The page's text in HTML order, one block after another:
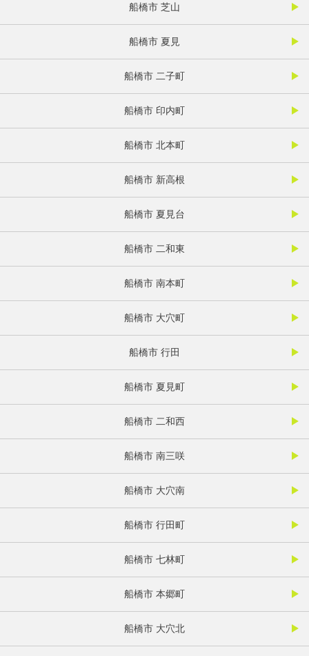
船橋市 芝山
船橋市 夏見
船橋市 二子町
船橋市 印内町
船橋市 北本町
船橋市 新高根
船橋市 夏見台
船橋市 二和東
船橋市 南本町
船橋市 大穴町
船橋市 行田
船橋市 夏見町
船橋市 二和西
船橋市 南三咲
船橋市 大穴南
船橋市 行田町
船橋市 七林町
船橋市 本郷町
船橋市 大穴北